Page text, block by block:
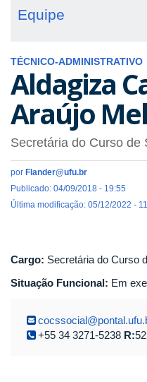
Equipe
TÉCNICO-ADMINISTRATIVO
Aldagiza
Araújo
Secretária do Curso de
por Flander@ufu.br
Publicado: 04/09/2018 - 19:55
Última modificação: 05/12/2022 -
Cargo: Secretária do Curso
Situação Funcional: Em
+55 34 3271-5238 R: